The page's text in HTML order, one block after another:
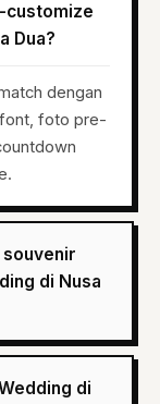
customize
Dua?
dengan
foto pre-
souvenir
di Nusa
di